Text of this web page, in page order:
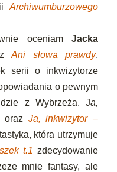
Archiwumburzowego
oceniam Jacka
Ani słowa prawdy.
serii o inkwizytorze
o pewnym
z Wybrzeża. Ja,
oraz Ja, inkwizytor –
która utrzymuje
t.1 zdecydowanie
mnie fantasy, ale